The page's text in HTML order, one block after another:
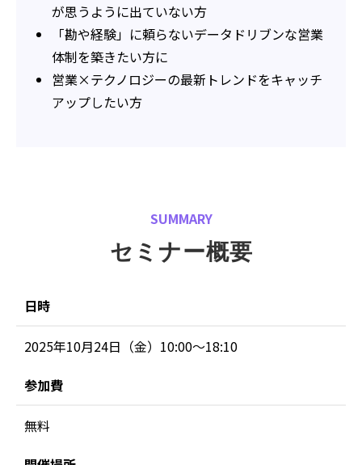
が思うように出ていない方
「勘や経験」に頼らないデータドリブンな営業
体制を築きたい方に
営業×テクノロジーの最新トレンドをキャッチ
アップしたい方
SUMMARY
セミナー概要
日時
2025年10月24日（金）10:00～18:10
参加費
無料